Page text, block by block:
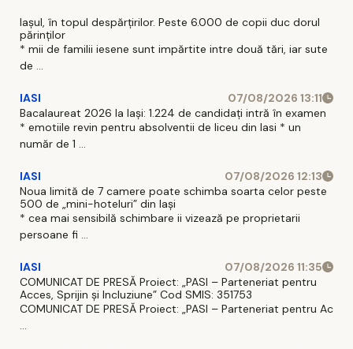
Iașul, în topul despărțirilor. Peste 6.000 de copii duc dorul
părinților
* mii de familii iesene sunt impărtite intre două tări, iar sute
de ...
IASI
07/08/2026 13:11
Bacalaureat 2026 la Iași: 1.224 de candidați intră în examen
* emotiile revin pentru absolventii de liceu din Iasi * un
număr de 1 ...
IASI
07/08/2026 12:13
Noua limită de 7 camere poate schimba soarta celor peste
500 de „mini-hoteluri” din Iași
* cea mai sensibilă schimbare ii vizează pe proprietarii
persoane fi ...
IASI
07/08/2026 11:35
COMUNICAT DE PRESĂ Proiect: „PASI – Parteneriat pentru
Acces, Sprijin și Incluziune” Cod SMIS: 351753
COMUNICAT DE PRESĂ Proiect: „PASI – Parteneriat pentru Ac
...